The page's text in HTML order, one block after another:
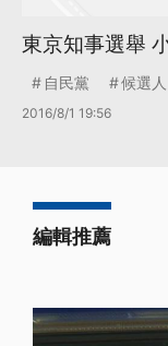
東京知事選舉
自民黨 候選人
2016/8/1 19:56
編輯推薦